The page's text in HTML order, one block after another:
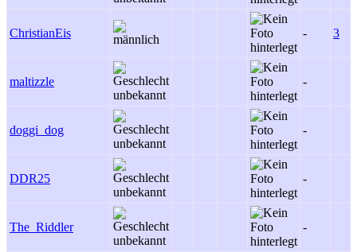
ChristianEis - 3
maltizzle -
doggi_dog -
DDR25 -
The_Riddler -